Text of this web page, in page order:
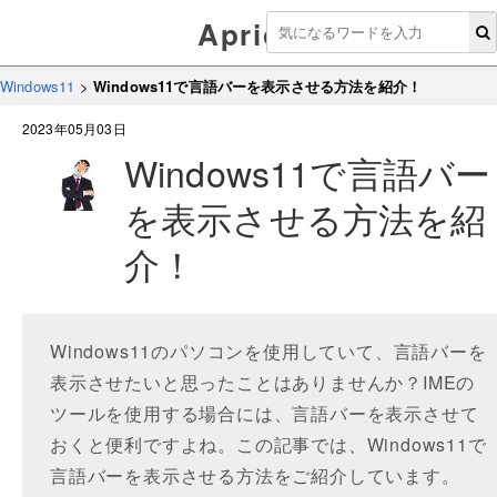
Aprico
Windows11 > Windows11で言語バーを表示させる方法を紹介！
2023年05月03日
Windows11で言語バー
を表示させる方法を紹
介！
Windows11のパソコンを使用していて、言語バーを
表示させたいと思ったことはありませんか？IMEの
ツールを使用する場合には、言語バーを表示させて
おくと便利ですよね。この記事では、Windows11で
言語バーを表示させる方法をご紹介しています。